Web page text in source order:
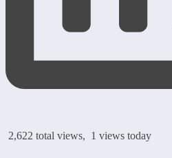
2,622 total views, 1 views today